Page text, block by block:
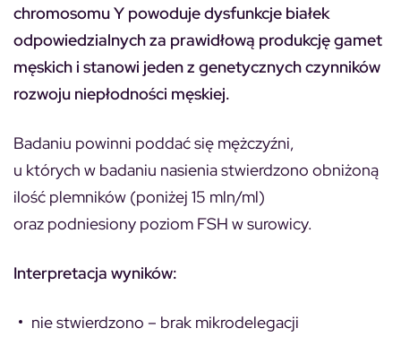
chromosomu Y powoduje dysfunkcje białek
odpowiedzialnych za prawidłową produkcję gamet
męskich i stanowi jeden z genetycznych czynników
rozwoju niepłodności męskiej.
Badaniu powinni poddać się mężczyźni,
u których w badaniu nasienia stwierdzono obniżoną
ilość plemników (poniżej 15 mln/ml)
oraz podniesiony poziom FSH w surowicy.
Interpretacja wyników:
nie stwierdzono – brak mikrodelegacji